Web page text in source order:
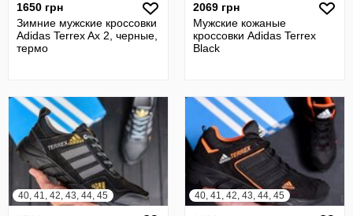
1650 грн
Зимние мужские кроссовки
Adidas Terrex Ax 2, черные,
термо
2069 грн
Мужские кожаные
кроссовки Adidas Terrex
Black
40, 41, 42, 43, 44, 45 40, 41, 42, 43, 44, 45